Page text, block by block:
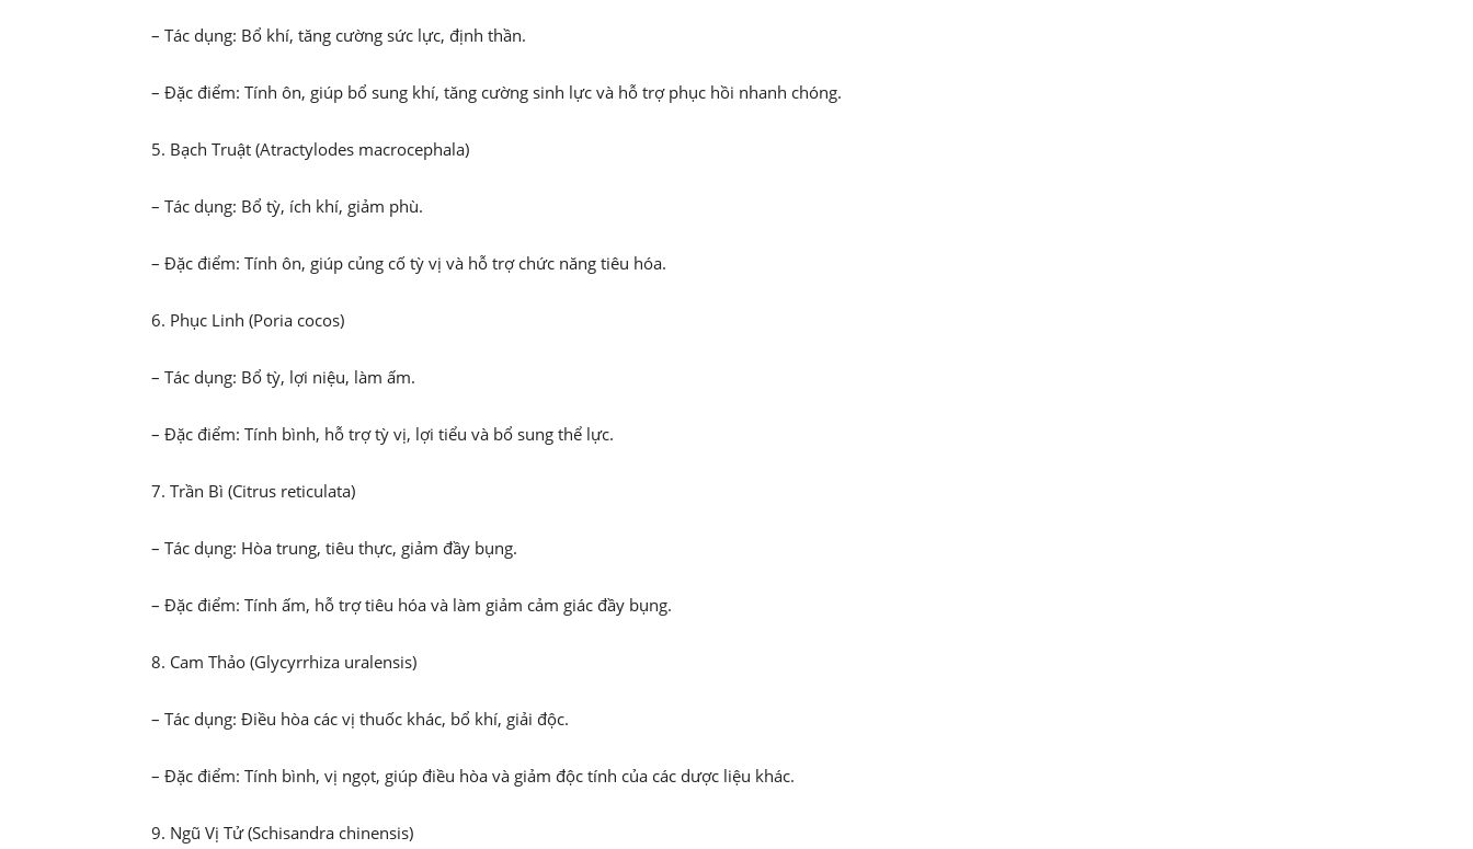
– Tác dụng: Bổ khí, tăng cường sức lực, định thần.
– Đặc điểm: Tính ôn, giúp bổ sung khí, tăng cường sinh lực và hỗ trợ phục hồi nhanh chóng.
5. Bạch Truật (Atractylodes macrocephala)
– Tác dụng: Bổ tỳ, ích khí, giảm phù.
– Đặc điểm: Tính ôn, giúp củng cố tỳ vị và hỗ trợ chức năng tiêu hóa.
6. Phục Linh (Poria cocos)
– Tác dụng: Bổ tỳ, lợi niệu, làm ấm.
– Đặc điểm: Tính bình, hỗ trợ tỳ vị, lợi tiểu và bổ sung thể lực.
7. Trần Bì (Citrus reticulata)
– Tác dụng: Hòa trung, tiêu thực, giảm đầy bụng.
– Đặc điểm: Tính ấm, hỗ trợ tiêu hóa và làm giảm cảm giác đầy bụng.
8. Cam Thảo (Glycyrrhiza uralensis)
– Tác dụng: Điều hòa các vị thuốc khác, bổ khí, giải độc.
– Đặc điểm: Tính bình, vị ngọt, giúp điều hòa và giảm độc tính của các dược liệu khác.
9. Ngũ Vị Tử (Schisandra chinensis)